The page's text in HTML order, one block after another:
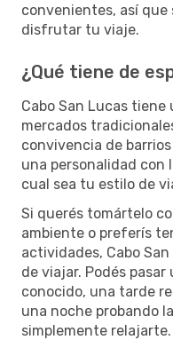
convenientes, así que
disfrutar tu viaje.
¿Qué tiene de
Cabo San Lucas
mercados
convivencia de
una personalidad con
cual sea tu estilo de
Si querés tomártelo
ambiente o preferís
actividades, Cabo
de viajar. Podés
conocido, una tarde
una noche probando
simplemente relajarte.